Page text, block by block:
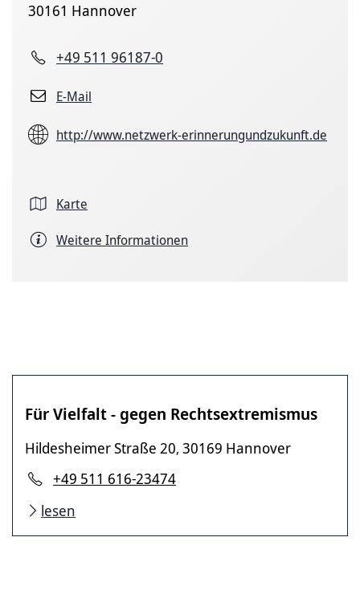
30161 Hannover
+49 511 96187-0
E-Mail
http://www.netzwerk-erinnerungundzukunft.de
Karte
Weitere Informationen
Für Vielfalt - gegen Rechtsextremismus
Hildesheimer Straße 20, 30169 Hannover
+49 511 616-23474
lesen